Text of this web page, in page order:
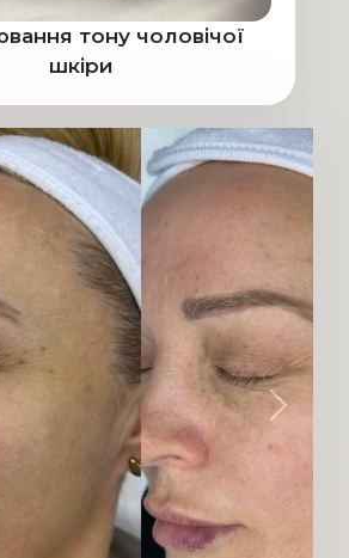
тону чоловічої
шкіри